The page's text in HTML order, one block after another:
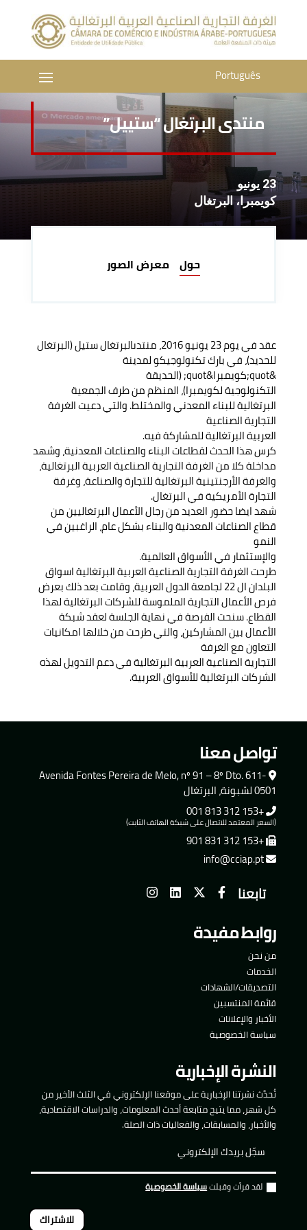
Português
منتدى البرتغال “ستييل”
23 يونيو
كويمبرا، البرتغال
حول معرض الصور
عقد في يوم 23 يونيو 2016، منتدىالبرتغال ستيل (البرتغال
للحديد)، في بارك تكنولوجيكو لمدينة
&quot;كويمبرا&quot; (الحديقة
التكنولوجية لكويمبرا)، المنظم من طرف الجمعية
البرتغالية للبناء المعدني والمختلط. والتي دعيت الغرفة
التجارية الصناعية
العربية البرتغالية للمشاركة فيه.
كرس هذا الحدث لقطاعات البناء والصناعات المعدنية، وشهد
مداخلة كلا من الغرفة التجارية الصناعية العربية البرتغالية،
والغرفة الأرجنتينية البرتغالية للتجارة والصناعة، وغرفة
التجارة الأمريكية في البرتغال.
شهد ايضا حضور العديد من رجال الأعمال البرتغاليين من
قطاع الصناعات المعدنية والبناء بشكل عام، الراغبين في
النمو
والإستثمار في الأسواق العالمية.
طرحت الغرفة التجارية الصناعية العربية البرتغالية اسواق
البلدان ال 22 لجامعة الدول العربية، وقامت بعد ذلك بعرض
فرص الأعمال التجارية الملموسة للشركات البرتغالية لهذا
القطاع. سنحت الفرصة في نهاية الجلسة لعقد شبكة
الأعمال بين المشاركين، والتي طرحت من خلالها امكانيات
التعاون مع الغرفة
التجارية الصناعية العربية البرتغالية في دعم التدويل لهذه
الشركات البرتغالية للأسواق العربية.
تواصل معنا
Avenida Fontes Pereira de Melo, nº 91 – 8º Dto. 611-
0501 لشبونة، البرتغال
+153 312 813 001
(السعر المعتمد للاتصال على شبكة الهاتف الثابت)
+153 312 831 901
info@cciap.pt
تابعنا
روابط مفيدة
من نحن
الخدمات
التصديقات/الشهادات
قائمة المنتسبين
الأخبار والإعلانات
سياسة الخصوصية
النشرة الإخبارية
تُحدَّث نشرتنا الإخبارية على موقعنا الإلكتروني في الثلث الأخير من
كل شهر، مما يتيح متابعة أحدث المعلومات، والدراسات الاقتصادية،
والأخبار، والمسابقات، والفعاليات ذات الصلة.
لقد قرأت وقبلتسياسة الخصوصية
للاشتراك